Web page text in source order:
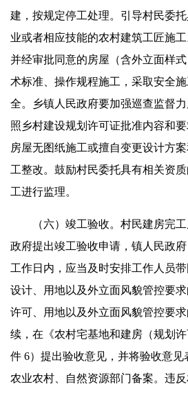
建，按规定停工处理。引导村民委
业或者相应技能的农村建筑工匠施
并经审批同意的房屋（含外立面样
术标准、操作规程施工，采取安全
全。乡镇人民政府要加强巡查监督
照乡村建设规划许可证批准内容和
房屋无图纸施工或擅自变更设计方
工整改。鼓励村民委托具有相关资
工进行监理。
（六）竣工验收。村民建房完工
政府提出竣工验收申请，镇人民政
工作日内，应当及时安排工作人员
设计、用地以及外立面风貌管控要
许可、用地以及外立面风貌管控要
续，在《农村宅基地和建房（规划
件 6）提出验收意见，并将验收意
农业农村、自然资源部门备案。违